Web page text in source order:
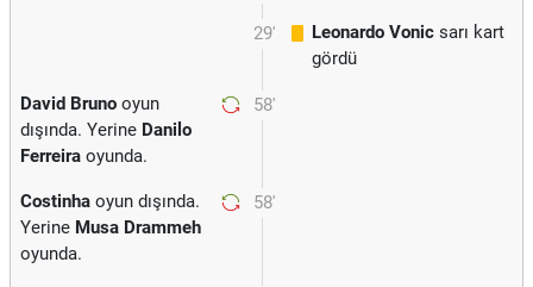
29' Leonardo Vonic sarı kart
gördü
58'
David Bruno oyun
dışında. Yerine Danilo
Ferreira oyunda.
58'
Costinha oyun dışında.
Yerine Musa Drammeh
oyunda.